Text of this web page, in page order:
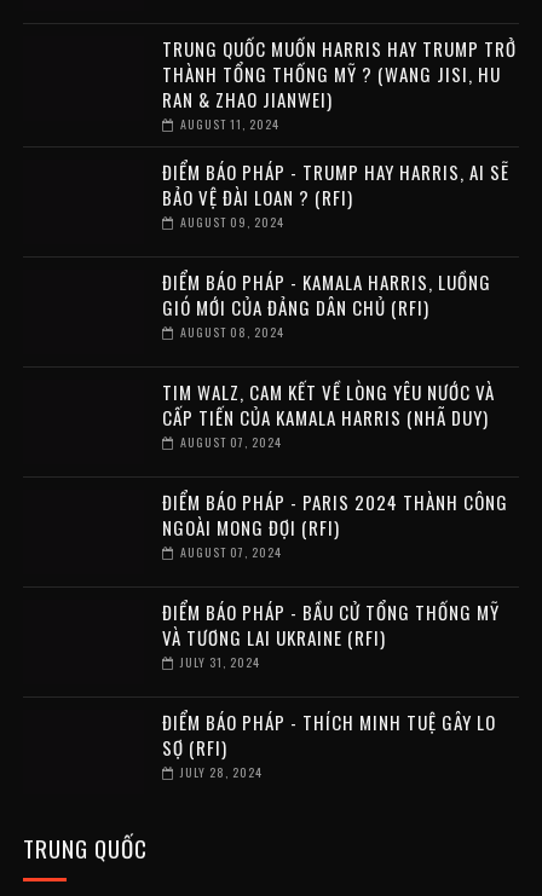
TRUNG QUỐC MUỐN HARRIS HAY TRUMP TRỞ
THÀNH TỔNG THỐNG MỸ ? (WANG JISI, HU
RAN & ZHAO JIANWEI)
AUGUST 11, 2024
ĐIỂM BÁO PHÁP - TRUMP HAY HARRIS, AI SẼ
BẢO VỆ ĐÀI LOAN ? (RFI)
AUGUST 09, 2024
ĐIỂM BÁO PHÁP - KAMALA HARRIS, LUỒNG
GIÓ MỚI CỦA ĐẢNG DÂN CHỦ (RFI)
AUGUST 08, 2024
TIM WALZ, CAM KẾT VỀ LÒNG YÊU NƯỚC VÀ
CẤP TIẾN CỦA KAMALA HARRIS (NHÃ DUY)
AUGUST 07, 2024
ĐIỂM BÁO PHÁP - PARIS 2024 THÀNH CÔNG
NGOÀI MONG ĐỢI (RFI)
AUGUST 07, 2024
ĐIỂM BÁO PHÁP - BẦU CỬ TỔNG THỐNG MỸ
VÀ TƯƠNG LAI UKRAINE (RFI)
JULY 31, 2024
ĐIỂM BÁO PHÁP - THÍCH MINH TUỆ GÂY LO
SỢ (RFI)
JULY 28, 2024
TRUNG QUỐC